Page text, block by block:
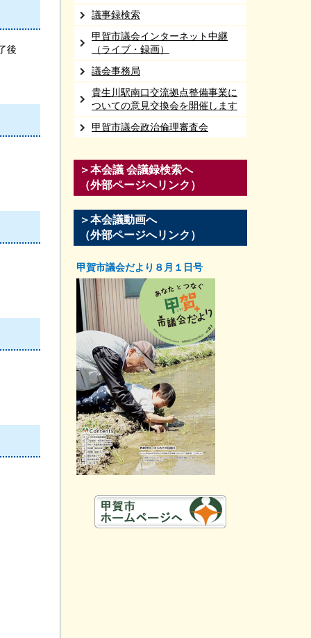
後
議事録検索
甲賀市議会インターネット中継
（ライブ・録画）
議会事務局
貴生川駅南口交流拠点整備事業に
ついての意見交換会を開催します
甲賀市議会政治倫理審査会
＞本会議 会議録検索へ
（外部ページへリンク）
＞本会議動画へ
（外部ページへリンク）
甲賀市議会だより８月１日号